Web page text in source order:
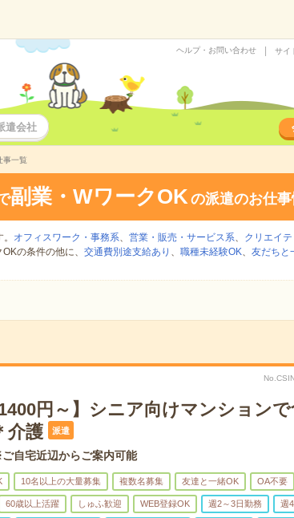
ヘルプ・お問い合わせ サイ
遣会社
事一覧
副業・WワークOKの派遣のお仕
オフィスワーク・事務系、 営業・販売・サービス系、 クリエイ
の条件の他に、 交通費別途支給あり 、 職種未経験OK、 友だちと
1400円～】シニア向けマンション
介護
派遣
自宅近辺からご案内可能
10名以上の大量募集 複数名募集 友達と一緒OK OA不要
60歳以上活躍 しゅふ歓迎 WEB登録OK 週2～3日勤務 週